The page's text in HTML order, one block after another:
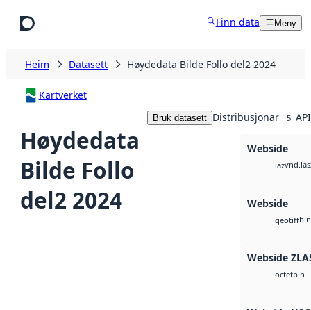
Finn data Meny
Heim Datasett Høydedata Bilde Follo del2 2024
Kartverket
Høydedata
Bilde Follo
del2 2024
Bruk datasett Distribusjonar 5
Webside
laz
Webside
geotiffbin
Webside
octetbin